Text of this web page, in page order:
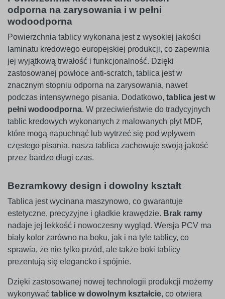
odporna na zarysowania i w pełni
wodoodporna
Powierzchnia tablicy wykonana jest z wysokiej jakości
laminatu kredowego europejskiej produkcji, co zapewnia
jej wyjątkową trwałość i funkcjonalność. Dzięki
zastosowanej powłoce anti-scratch, tablica jest w
znacznym stopniu odporna na zarysowania, nawet
podczas intensywnego pisania. Dodatkowo, tablica jest w
pełni wodoodporna. W przeciwieństwie do tradycyjnych
tablic kredowych wykonanych z malowanych płyt MDF,
które mogą napuchnąć lub wytrzeć się pod wpływem
częstego pisania, nasza tablica zachowuje swoją jakość
przez bardzo długi czas.
Bezramkowy design i dowolny kształt
Tablica jest wycinana maszynowo, co gwarantuje
estetyczne, precyzyjne i gładkie krawędzie. Brak ramy
nadaje jej lekkość i nowoczesny wygląd. Wersja PCV ma
biały kolor zarówno na boku, jak i na tyle tablicy, co
sprawia, że nie tylko przód, ale także boki tablicy
prezentują się elegancko i spójnie.
Dzięki zastosowanej nowej technologii produkcji możemy
wykonywać tablice w dowolnym kształcie, co otwiera